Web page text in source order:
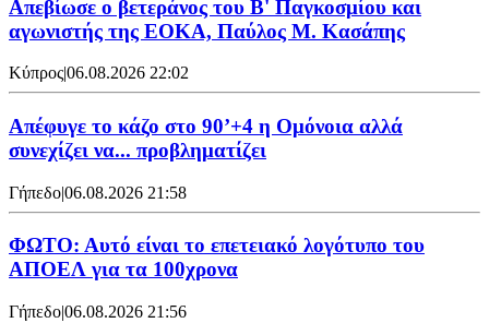
Απεβίωσε ο βετεράνος του Β' Παγκοσμίου και
αγωνιστής της ΕΟΚΑ, Παύλος Μ. Κασάπης
Κύπρος|06.08.2026 22:02
Απέφυγε το κάζο στο 90’+4 η Ομόνοια αλλά
συνεχίζει να... προβληματίζει
Γήπεδο|06.08.2026 21:58
ΦΩΤΟ: Αυτό είναι το επετειακό λογότυπο του
ΑΠΟΕΛ για τα 100χρονα
Γήπεδο|06.08.2026 21:56